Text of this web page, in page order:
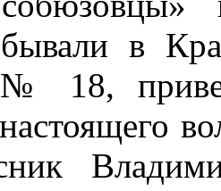
в
№ 18,